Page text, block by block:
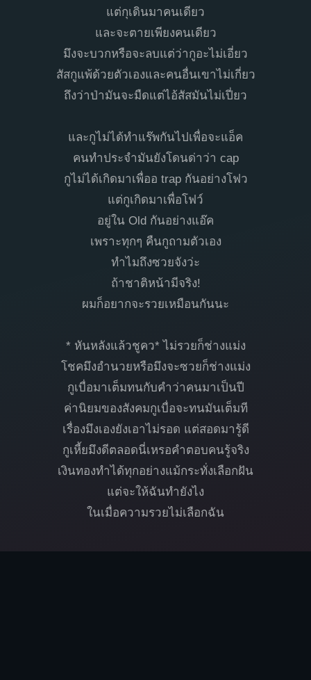
แต่กุเดินมาคนเดียว
และจะตายเพียงคนเดียว
มึงจะบวกหรือจะลบแต่ว่ากูอะไม่เอี่ยว
สัสกูแพ้ด้วยตัวเองและคนอื่นเขาไม่เกี่ยว
ถึงว่าป่ามันจะมืดแต่ไอ้สัสมันไม่เปี่ยว
และกูไม่ได้ทำแร๊พกันไปเพื่อจะแอ็ค
คนทำประจำมันยังโดนด่าว่า cap
กูไม่ได้เกิดมาเพื่ออ trap กันอย่างโฟว
แต่กูเกิดมาเพื่อโฟว์
อยู่ใน Old กันอย่างแอ๊ค
เพราะทุกๆ คืนกูถามตัวเอง
ทำไมถึงซวยจังว่ะ
ถ้าชาติหน้ามีจริง!
ผมก็อยากจะรวยเหมือนกันนะ
* หันหลังแล้วชูคว* ไม่รวยก็ช่างแม่ง
โชคมึงอำนวยหรือมึงจะซวยก็ช่างแม่ง
กูเบื่อมาเต็มทนกับคำว่าคนมาเป็นปี
ค่านิยมของสังคมกูเบื่อจะทนมันเต็มที
เรื่องมึงเองยังเอาไม่รอด แต่สอดมารู้ดี
กูเหี้ยมึงดีตลอดนี่เหรอคำตอบคนรู้จริง
เงินทองทำได้ทุกอย่างแม้กระทั่งเลือกฝัน
แต่จะให้ฉันทำยังไง
ในเมื่อความรวยไม่เลือกฉัน